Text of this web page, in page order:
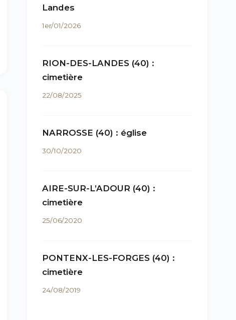
Landes
1er/01/2026
RION-DES-LANDES (40) :
cimetière
22/08/2025
NARROSSE (40) : église
30/10/2020
AIRE-SUR-L’ADOUR (40) :
cimetière
25/06/2020
PONTENX-LES-FORGES (40) :
cimetière
24/08/2019